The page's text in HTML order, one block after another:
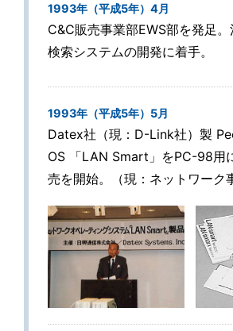
1993年（平成5年）4月
C&C販売事業部EWS部を発足
検索システムの開発に着手。
1993年（平成5年）5月
Datex社（現：D-Link社）製
OS 「LAN Smart」をPC-98用
売を開始。（現：ネットワーク